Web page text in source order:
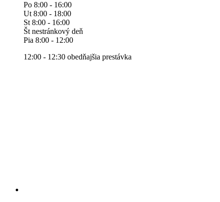
Po 8:00 - 16:00
Ut 8:00 - 18:00
St 8:00 - 16:00
Št nestránkový deň
Pia 8:00 - 12:00
12:00 - 12:30 obedňajšia prestávka